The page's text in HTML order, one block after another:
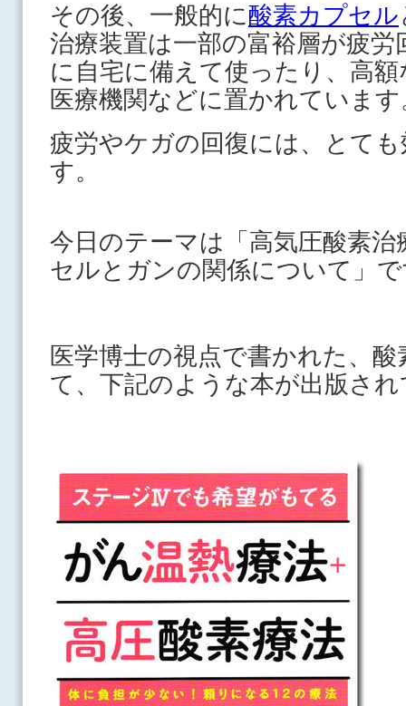
その後、一般的に酸素カプセル
治療装置は一部の富裕層が疲
に自宅に備えて使ったり、高
医療機関などに置かれています
疲労やケガの回復には、とて
す。
今日のテーマは「高気圧酸素
セルとガンの関係について」
医学博士の視点で書かれた、
て、下記のような本が出版さ